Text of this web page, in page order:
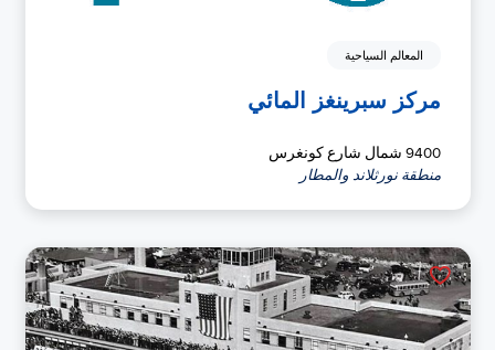
المعالم السياحية
مركز سبرينغز المائي
9400 شمال شارع كونغرس
منطقة نورثلاند والمطار